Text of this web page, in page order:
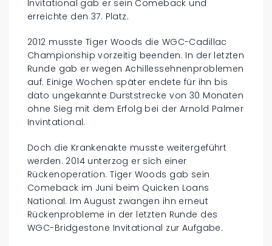
Invitational gab er sein Comeback und
erreichte den 37. Platz.
2012 musste Tiger Woods die WGC-Cadillac
Championship vorzeitig beenden. In der letzten
Runde gab er wegen Achillessehnenproblemen
auf. Einige Wochen später endete für ihn bis
dato ungekannte Durststrecke von 30 Monaten
ohne Sieg mit dem Erfolg bei der Arnold Palmer
Invintational.
Doch die Krankenakte musste weitergeführt
werden. 2014 unterzog er sich einer
Rückenoperation. Tiger Woods gab sein
Comeback im Juni beim Quicken Loans
National. Im August zwangen ihn erneut
Rückenprobleme in der letzten Runde des
WGC-Bridgestone Invitational zur Aufgabe.